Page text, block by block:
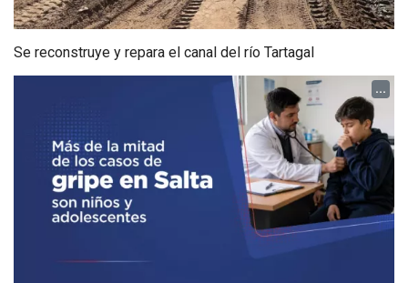
Se reconstruye y repara el canal del río Tartagal
...